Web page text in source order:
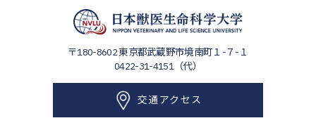
〒180-8602東京都武蔵野市境南町１-７-１
0422-31-4151（代）
交通アクセス